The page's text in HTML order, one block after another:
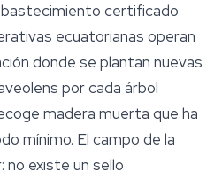
certificado
ecuatorianas operan
donde se plantan nuevas
por cada árbol
madera muerta que ha
mínimo. El campo de la
no existe un sello